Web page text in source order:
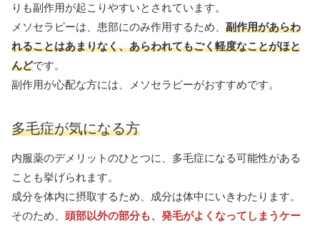
りも副作用が起こりやすいとされています。
メソセラピーは、患部にのみ作用するため、 副作用があらわ
れることはあまりなく、あらわれてもごく軽度なことがほと
んどです。
副作用が心配な方には、メソセラピーがおすすめです。
多毛症が気になる方
内服薬のデメリットのひとつに、多毛症になる可能性がある
ことも挙げられます。
成分を体内に摂取するため、成分は体中にいきわたります。
そのため、 頭部以外の部分も、発毛がよくなってしまうケー